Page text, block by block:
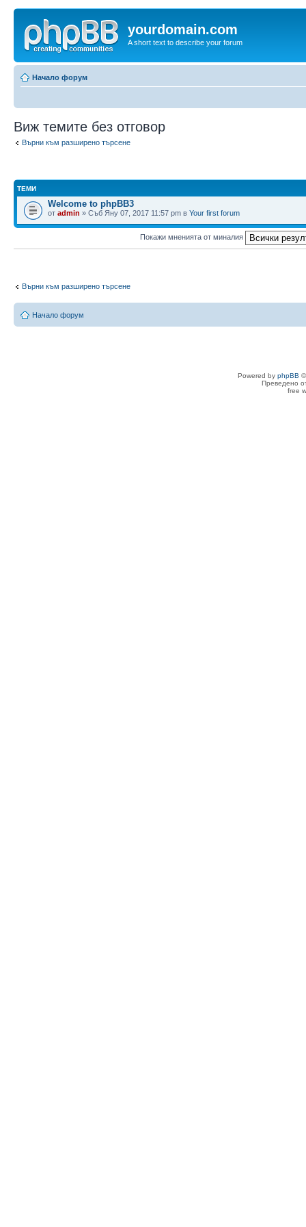
yourdomain.com
A short text to describe your forum
Начало форум
Виж темите без отговор
Върни към разширено търсене
ТЕМИ
Welcome to phpBB3
от admin » Съб Яну 07, 2017 11:57 pm в Your first forum
Покажи мненията от миналия
Върни към разширено търсене
Начало форум
Powered by phpBB
Преведено
free